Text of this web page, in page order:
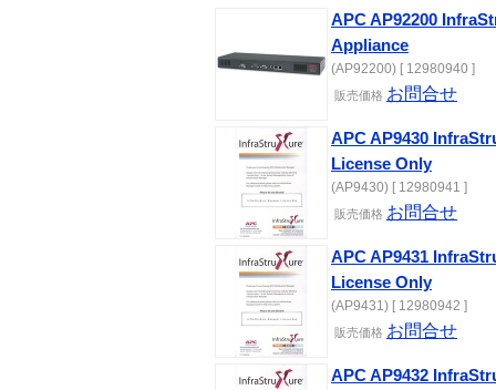
APC AP92200
Appliance
(AP92200) [ 12980940 ]
販売価格 お問合せ
APC AP9430
License Only
(AP9430) [ 12980941 ]
販売価格 お問合せ
APC AP9431
License Only
(AP9431) [ 12980942 ]
販売価格 お問合せ
APC AP9432